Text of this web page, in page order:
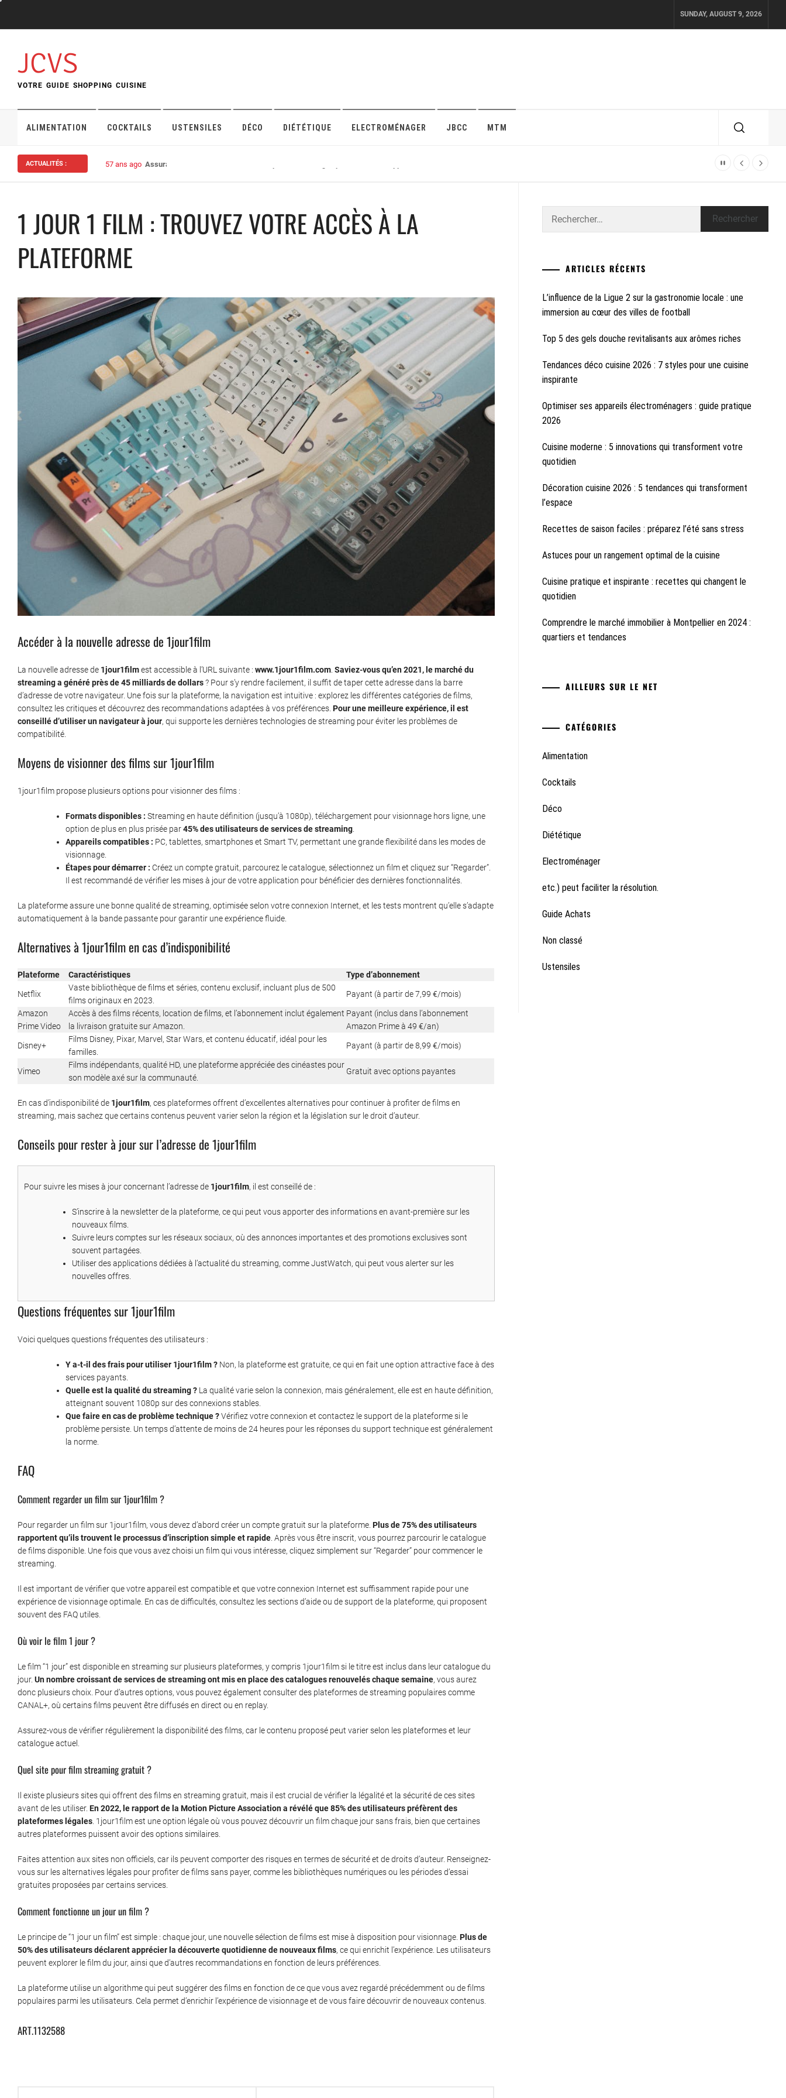
content
SUNDAY, AUGUST 9, 2026
JCVS
VOTRE GUIDE SHOPPING CUISINE
ALIMENTATION COCKTAILS USTENSILES DÉCO DIÉTÉTIQUE ELECTROMÉNAGER JBCC MTM
ACTUALITÉS : 57 ans ago Assurance habitation : bien choisir sa protection en ligne pour maison ou appartement
1 JOUR 1 FILM : TROUVEZ VOTRE ACCÈS À LA
PLATEFORME
Accéder à la nouvelle adresse de 1jour1film
La nouvelle adresse de 1jour1filmest accessible à l’URL suivante : www.1jour1film.com. Saviez-vous qu’en 2021, le marché du
streaming a généré près de 45 milliards de dollars? Pour s’y rendre facilement, il suffit de taper cette adresse dans la barre
d’adresse de votre navigateur. Une fois sur la plateforme, la navigation est intuitive : explorez les différentes catégories de films,
consultez les critiques et découvrez des recommandations adaptées à vos préférences. Pour une meilleure expérience, il est
conseillé d’utiliser un navigateur à jour, qui supporte les dernières technologies de streaming pour éviter les problèmes de
compatibilité.
Moyens de visionner des films sur 1jour1film
1jour1film propose plusieurs options pour visionner des films :
Formats disponibles : Streaming en haute définition (jusqu’à 1080p), téléchargement pour visionnage hors ligne, une
option de plus en plus prisée par45% des utilisateurs de services de streaming.
Appareils compatibles : PC, tablettes, smartphones et Smart TV, permettant une grande flexibilité dans les modes de
visionnage.
Étapes pour démarrer : Créez un compte gratuit, parcourez le catalogue, sélectionnez un film et cliquez sur “Regarder”.
Il est recommandé de vérifier les mises à jour de votre application pour bénéficier des dernières fonctionnalités.
La plateforme assure une bonne qualité de streaming, optimisée selon votre connexion Internet, et les tests montrent qu’elle s’adapte
automatiquement à la bande passante pour garantir une expérience fluide.
Alternatives à 1jour1film en cas d’indisponibilité
Plateforme Caractéristiques Type d’abonnement
Netflix
Vaste bibliothèque de films et séries, contenu exclusif, incluant plus de 500
films originaux en 2023.
Payant (à partir de 7,99 €/mois)
Amazon
Prime Video
Accès à des films récents, location de films, et l’abonnement inclut également
la livraison gratuite sur Amazon.
Payant (inclus dans l’abonnement
Amazon Prime à 49 €/an)
Disney+
Films Disney, Pixar, Marvel, Star Wars, et contenu éducatif, idéal pour les
familles.
Payant (à partir de 8,99 €/mois)
Vimeo
Films indépendants, qualité HD, une plateforme appréciée des cinéastes pour
son modèle axé sur la communauté.
Gratuit avec options payantes
En cas d’indisponibilité de 1jour1film, ces plateformes offrent d’excellentes alternatives pour continuer à profiter de films en
streaming, mais sachez que certains contenus peuvent varier selon la région et la législation sur le droit d’auteur.
Conseils pour rester à jour sur l’adresse de 1jour1film
Pour suivre les mises à jour concernant l’adresse de 1jour1film, il est conseillé de :
S’inscrire à la newsletter de la plateforme, ce qui peut vous apporter des informations en avant-première sur les
nouveaux films.
Suivre leurs comptes sur les réseaux sociaux, où des annonces importantes et des promotions exclusives sont
souvent partagées.
Utiliser des applications dédiées à l’actualité du streaming, comme JustWatch, qui peut vous alerter sur les
nouvelles offres.
Questions fréquentes sur 1jour1film
Voici quelques questions fréquentes des utilisateurs :
Y a-t-il des frais pour utiliser 1jour1film ? Non, la plateforme est gratuite, ce qui en fait une option attractive face à des
services payants.
Quelle est la qualité du streaming ? La qualité varie selon la connexion, mais généralement, elle est en haute définition,
atteignant souvent 1080p sur des connexions stables.
Que faire en cas de problème technique ?Vérifiez votre connexion et contactez le support de la plateforme si le
problème persiste. Un temps d’attente de moins de 24 heures pour les réponses du support technique est généralement
la norme.
FAQ
Comment regarder un film sur 1jour1film ?
Pour regarder un film sur 1jour1film, vous devez d’abord créer un compte gratuit sur la plateforme. Plus de 75% des utilisateurs
rapportent qu’ils trouvent le processus d’inscription simple et rapide. Après vous être inscrit, vous pourrez parcourir le catalogue
de films disponible. Une fois que vous avez choisi un film qui vous intéresse, cliquez simplement sur “Regarder” pour commencer le
streaming.
Il est important de vérifier que votre appareil est compatible et que votre connexion Internet est suffisamment rapide pour une
expérience de visionnage optimale. En cas de difficultés, consultez les sections d’aide ou de support de la plateforme, qui proposent
souvent des FAQ utiles.
Où voir le film 1 jour ?
Le film “1 jour” est disponible en streaming sur plusieurs plateformes, y compris 1jour1film si le titre est inclus dans leur catalogue du
jour. Un nombre croissant de services de streaming ont mis en place des catalogues renouvelés chaque semaine, vous aurez
donc plusieurs choix. Pour d’autres options, vous pouvez également consulter des plateformes de streaming populaires comme
CANAL+, où certains films peuvent être diffusés en direct ou en replay.
Assurez-vous de vérifier régulièrement la disponibilité des films, car le contenu proposé peut varier selon les plateformes et leur
catalogue actuel.
Quel site pour film streaming gratuit ?
Il existe plusieurs sites qui offrent des films en streaming gratuit, mais il est crucial de vérifier la légalité et la sécurité de ces sites
avant de les utiliser. En 2022, le rapport de la Motion Picture Association a révélé que 85% des utilisateurs préfèrent des
plateformes légales. 1jour1film est une option légale où vous pouvez découvrir un film chaque jour sans frais, bien que certaines
autres plateformes puissent avoir des options similaires.
Faites attention aux sites non officiels, car ils peuvent comporter des risques en termes de sécurité et de droits d’auteur. Renseignez-
vous sur les alternatives légales pour profiter de films sans payer, comme les bibliothèques numériques ou les périodes d’essai
gratuites proposées par certains services.
Comment fonctionne un jour un film ?
Le principe de “1 jour un film” est simple : chaque jour, une nouvelle sélection de films est mise à disposition pour visionnage. Plus de
50% des utilisateurs déclarent apprécier la découverte quotidienne de nouveaux films, ce qui enrichit l’expérience. Les utilisateurs
peuvent explorer le film du jour, ainsi que d’autres recommandations en fonction de leurs préférences.
La plateforme utilise un algorithme qui peut suggérer des films en fonction de ce que vous avez regardé précédemment ou de films
populaires parmi les utilisateurs. Cela permet d’enrichir l’expérience de visionnage et de vous faire découvrir de nouveaux contenus.
ART.1132588
ARTICLES RÉCENTS
L’influence de la Ligue 2 sur la gastronomie locale : une
immersion au cœur des villes de football
Top 5 des gels douche revitalisants aux arômes riches
Tendances déco cuisine 2026 : 7 styles pour une cuisine
inspirante
Optimiser ses appareils électroménagers : guide pratique
2026
Cuisine moderne : 5 innovations qui transforment votre
quotidien
Décoration cuisine 2026 : 5 tendances qui transforment
l’espace
Recettes de saison faciles : préparez l’été sans stress
Astuces pour un rangement optimal de la cuisine
Cuisine pratique et inspirante : recettes qui changent le
quotidien
Comprendre le marché immobilier à Montpellier en 2024 :
quartiers et tendances
AILLEURS SUR LE NET
CATÉGORIES
Alimentation
Cocktails
Déco
Diététique
Electroménager
etc.) peut faciliter la résolution.
Guide Achats
Non classé
Ustensiles